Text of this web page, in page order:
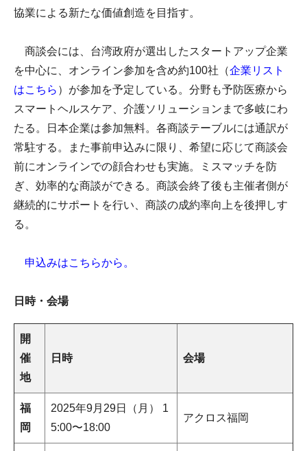
協業による新たな価値創造を目指す。
商談会には、台湾政府が選出したスタートアップ企業
を中心に、オンライン参加を含め約100社（企業リスト
はこちら ）が参加を予定している。分野も予防医療から
スマートヘルスケア、介護ソリューションまで多岐にわ
たる。日本企業は参加無料。各商談テーブルには通訳が
常駐する。また事前申込みに限り、希望に応じて商談会
前にオンラインでの顔合わせも実施。ミスマッチを防
ぎ、効率的な商談ができる。商談会終了後も主催者側が
継続的にサポートを行い、商談の成約率向上を後押しす
る。
申込みはこちらから。
日時・会場
開
催
地
日時 会場
福
岡
2025年9月29日（月） 1
5:00〜18:00
アクロス福岡